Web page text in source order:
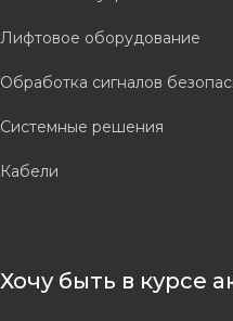
Лифтовое оборудование
Обработка сигналов
Системные решения
Кабели
Хочу быть в курсе